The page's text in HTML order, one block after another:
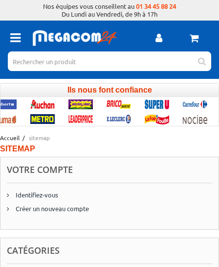
Nos équipes vous conseillent au01 34 45 88 24
Du Lundi au Vendredi, de 9h à 17h
Ils nous font confiance
Accueil / sitemap
SITEMAP
VOTRE COMPTE
Identifiez-vous
Créer un nouveau compte
CATÉGORIES